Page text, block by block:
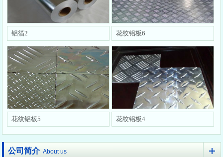
铝箔2 花纹铝板6
花纹铝板5 花纹铝板4
公司简介 About us